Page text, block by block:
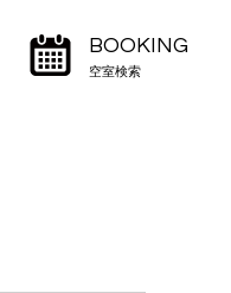
BOOKING
空室検索